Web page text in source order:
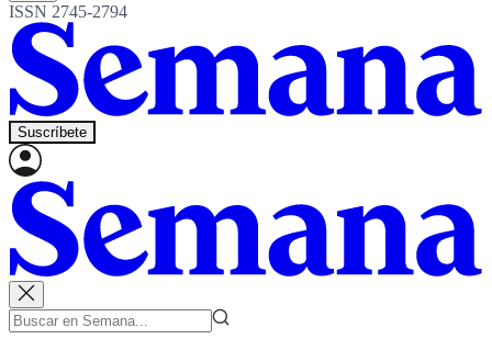
ISSN 2745-2794
Suscríbete